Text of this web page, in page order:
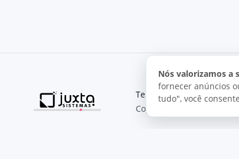
Nós valorizamos a
fornecer anúncios
tudo", você
Termos de uso
Copyright © 2026, Juxta